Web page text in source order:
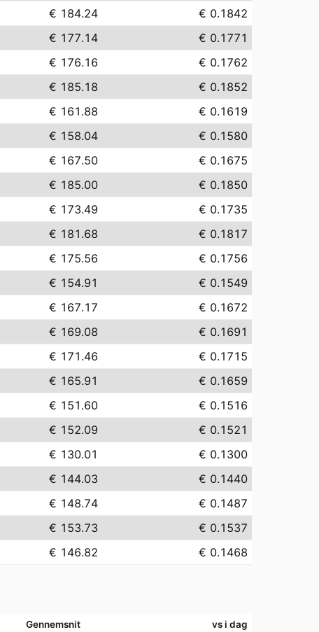
€ 184.24
€ 0.1842
€ 177.14
€ 0.1771
€ 176.16
€ 0.1762
€ 185.18
€ 0.1852
€ 161.88
€ 0.1619
€ 158.04
€ 0.1580
€ 167.50
€ 0.1675
€ 185.00
€ 0.1850
€ 173.49
€ 0.1735
€ 181.68
€ 0.1817
€ 175.56
€ 0.1756
€ 154.91
€ 0.1549
€ 167.17
€ 0.1672
€ 169.08
€ 0.1691
€ 171.46
€ 0.1715
€ 165.91
€ 0.1659
€ 151.60
€ 0.1516
€ 152.09
€ 0.1521
€ 130.01
€ 0.1300
€ 144.03
€ 0.1440
€ 148.74
€ 0.1487
€ 153.73
€ 0.1537
€ 146.82 € 0.1468
Gennemsnit vs i dag